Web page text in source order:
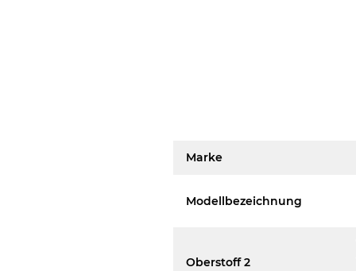
Marke
Modellbezeichnung
Oberstoff 2